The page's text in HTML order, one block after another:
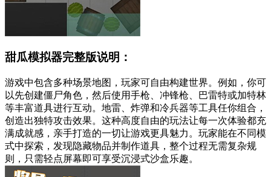
甜瓜模拟器完整版说明：
游戏中包含多种场景地图，玩家可自由构建世界。例如，你可
以先创建僵尸角色，然后使用手枪、冲锋枪、巴雷特或加特林
等丰富道具进行互动。地雷、炸弹和冷兵器等工具任你组合，
创造出独特攻击效果。这种高度自由的玩法让每一次体验都充
满成就感，亲手打造的一切让游戏更具魅力。玩家能在不同模
式中探索，发现隐藏物品并制作道具，整个过程无需复杂规
则，只需轻点屏幕即可享受沉浸式沙盒乐趣。